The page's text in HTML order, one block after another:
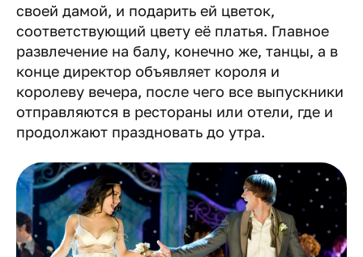
своей дамой, и подарить ей цветок,
соответствующий цвету её платья. Главное
развлечение на балу, конечно же, танцы, а в
конце директор объявляет короля и
королеву вечера, после чего все выпускники
отправляются в рестораны или отели, где и
продолжают праздновать до утра.